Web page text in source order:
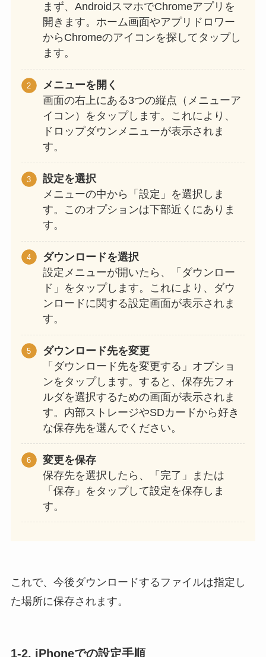
まず、AndroidスマホでChromeアプリを
開きます。ホーム画面やアプリドロワー
からChromeのアイコンを探してタップし
ます。
メニューを開く
画面の右上にある3つの縦点（メニューア
イコン）をタップします。これにより、
ドロップダウンメニューが表示されま
す。
設定を選択
メニューの中から「設定」を選択しま
す。このオプションは下部近くにありま
す。
ダウンロードを選択
設定メニューが開いたら、「ダウンロー
ド」をタップします。これにより、ダウ
ンロードに関する設定画面が表示されま
す。
ダウンロード先を変更
「ダウンロード先を変更する」オプショ
ンをタップします。すると、保存先フォ
ルダを選択するための画面が表示されま
す。内部ストレージやSDカードから好き
な保存先を選んでください。
変更を保存
保存先を選択したら、「完了」または
「保存」をタップして設定を保存しま
す。
これで、今後ダウンロードするファイルは指定し
た場所に保存されます。
1-2. iPhoneでの設定手順